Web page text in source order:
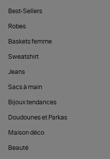
Best-Sellers
Robes
Baskets femme
Sweatshirt
Jeans
Sacs à main
Bijoux tendances
Doudounes et Parkas
Maison déco
Beauté